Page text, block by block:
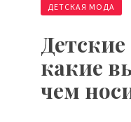
ДЕТСКАЯ МОДА
какие
чем